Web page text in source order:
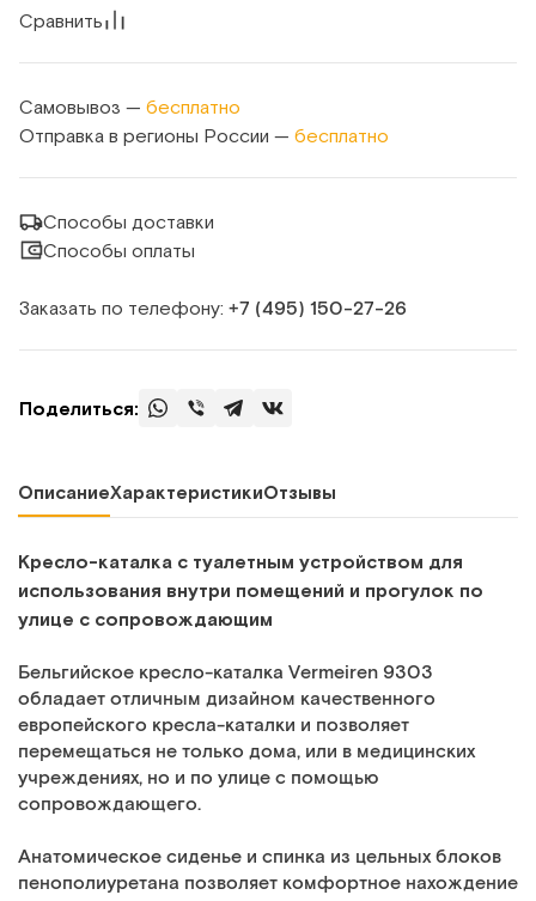
Сравнить
Самовывоз — бесплатно
Отправка в регионы России — бесплатно
Способы доставки
Способы оплаты
Заказать по телефону: +7 (495) 150‑27‑26
Поделиться:
ОписаниеХарактеристикиОтзывы
Кресло-каталка с туалетным устройством для
использования внутри помещений и прогулок по
улице с сопровождающим
Бельгийское кресло-каталка Vermeiren 9303
обладает отличным дизайном качественного
европейского кресла-каталки и позволяет
перемещаться не только дома, или в медицинских
учреждениях, но и по улице с помощью
сопровождающего.
Анатомическое сиденье и спинка из цельных блоков
пенополиуретана позволяет комфортное нахождение